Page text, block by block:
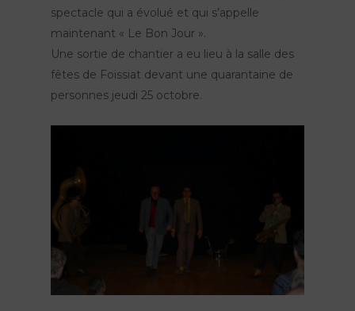
spectacle qui a évolué et qui s’appelle
maintenant « Le Bon Jour ».
Une sortie de chantier a eu lieu à la salle des
fêtes de Foissiat devant une quarantaine de
personnes jeudi 25 octobre.